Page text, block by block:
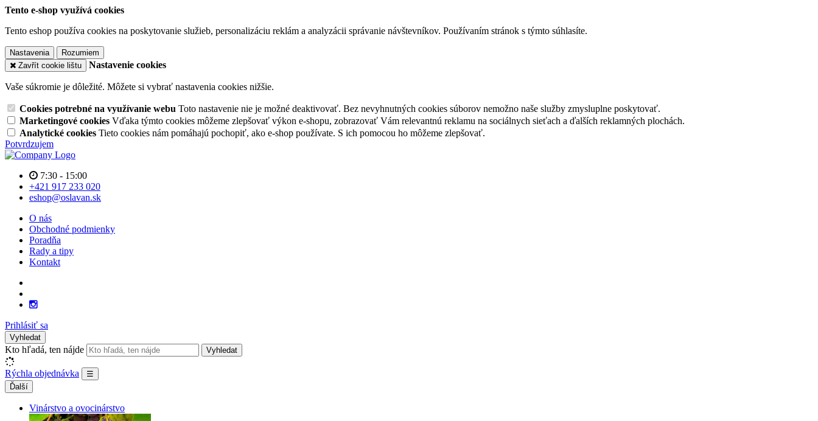
Tento e-shop využívá cookies
Tento eshop používa cookies na poskytovanie služieb, personalizáciu reklám a analyzácii správanie návštevníkov. Používaním stránok s týmto súhlasíte.
Nastavenia
Rozumiem
Zavřít cookie lištu
Nastavenie cookies
Vaše súkromie je dôležité. Môžete si vybrať nastavenia cookies nižšie.
Cookies potrebné na využívanie webu Toto nastavenie nie je možné deaktivovať. Bez nevyhnutných cookies súborov nemožno naše služby zmysluplne poskytovať.
Marketingové cookies Vďaka týmto cookies môžeme zlepšovať výkon e-shopu, zobrazovať Vám relevantnú reklamu na sociálnych sieťach a ďalších reklamných plochách.
Analytické cookies Tieto cookies nám pomáhajú pochopiť, ako e-shop používate. S ich pomocou ho môžeme zlepšovať.
Potvrdzujem
7:30 - 15:00
+421 917 233 020
eshop@oslavan.sk
O nás
Obchodné podmienky
Poradňa
Rady a tipy
Kontakt
Prihlásiť sa
Vyhledat
Kto hľadá, ten nájde Vyhledat
Rýchla objednávka
☰
Ďalší
Vinárstvo a ovocinárstvo